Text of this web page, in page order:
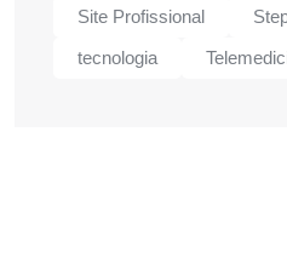
Site Profissional
tecnologia